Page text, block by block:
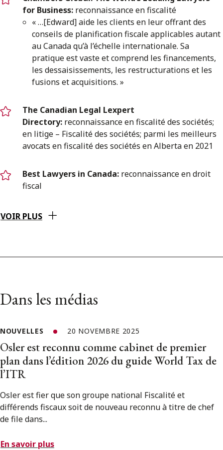
for Business: reconnaissance en fiscalité
« …[Edward] aide les clients en leur offrant des
conseils de planification fiscale applicables autant
au Canada qu’à l’échelle internationale. Sa
pratique est vaste et comprend les financements,
les dessaisissements, les restructurations et les
fusions et acquisitions. »
The Canadian Legal Lexpert
Directory: reconnaissance en fiscalité des sociétés;
en litige – Fiscalité des sociétés; parmi les meilleurs
avocats en fiscalité des sociétés en Alberta en 2021
Best Lawyers in Canada: reconnaissance en droit
fiscal
VOIR PLUS
Dans les médias
NOUVELLES 20 NOVEMBRE 2025
Osler est reconnu comme cabinet de premier
plan dans l’édition 2026 du guide World Tax de
l’ITR
Osler est fier que son groupe national Fiscalité et
différends fiscaux soit de nouveau reconnu à titre de chef
de file dans...
En savoir plus